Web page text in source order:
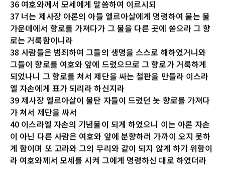
36 여호와께서 모세에게 말씀하여 이르시되
37 너는 제사장 아론의 아들 엘르아살에게 명령하여 붙는 불
가운데에서 향로를 가져다가 그 불을 다른 곳에 쏟으라 그 향
로는 거룩함이니라
38 사람들은 범죄하여 그들의 생명을 스스로 해하였거니와
그들이 향로를 여호와 앞에 드렸으므로 그 향로가 거룩하게
되었나니 그 향로를 쳐서 제단을 싸는 철판을 만들라 이스라
엘 자손에게 표가 되리라 하신지라
39 제사장 엘르아살이 불탄 자들이 드렸던 놋 향로를 가져다
가 쳐서 제단을 싸서
40 이스라엘 자손의 기념물이 되게 하였으니 이는 아론 자손
이 아닌 다른 사람은 여호와 앞에 분향하러 가까이 오지 못하
게 함이며 또 고라와 그의 무리와 같이 되지 않게 하기 위함이
라 여호와께서 모세를 시켜 그에게 명령하신 대로 하였더라